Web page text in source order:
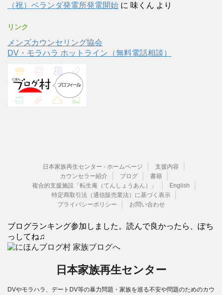
（祝）ベランダ発電所発電開始 に 味くん より
リンク
メンズカウンセリング協会
DV・モラハラ ホットライン（無料電話相談）
日本家族再生センター - ホームページ
支援内容
カウンセラー紹介
ブログ
書籍
複合的支援施設「転生庵（てんしょうあん）」
English
特定商取引法（通信販売業法）に基づく表示
プライバシーポリシー
お問い合わせ
ブログランキング参加しました。読んで良かったら、ぽち
っしてね♫
日本家族再生センター
DVやモラハラ、デートDV等の暴力問題・家族を巡る不安や問題のためのカウ